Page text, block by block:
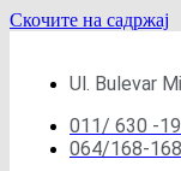
Скочите на садржај
Ul. Bulevar
011/ 630 -
064/168-